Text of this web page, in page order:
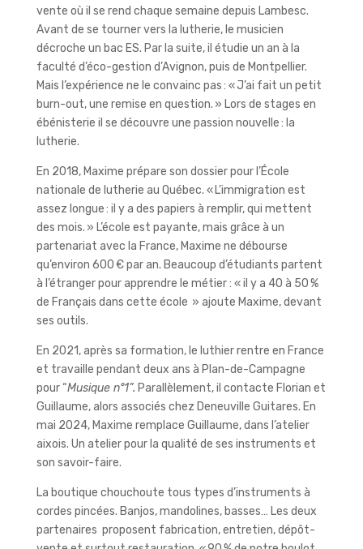
vente où il se rend chaque semaine depuis Lambesc.
Avant de se tourner vers la lutherie, le musicien
décroche un bac ES. Par la suite, il étudie un an à la
faculté d’éco-gestion d’Avignon, puis de Montpellier.
Mais l’expérience ne le convainc pas : « J’ai fait un petit
burn-out, une remise en question. » Lors de stages en
ébénisterie il se découvre une passion nouvelle : la
lutherie.
En 2018, Maxime prépare son dossier pour l’École
nationale de lutherie au Québec. « L’immigration est
assez longue : il y a des papiers à remplir, qui mettent
des mois. » L’école est payante, mais grâce à un
partenariat avec la France, Maxime ne débourse
qu’environ 600 € par an. Beaucoup d’étudiants partent
à l’étranger pour apprendre le métier : « il y a 40 à 50 %
de Français dans cette école » ajoute Maxime, devant
ses outils.
En 2021, après sa formation, le luthier rentre en France
et travaille pendant deux ans à Plan-de-Campagne
pour “Musique n°1”. Parallèlement, il contacte Florian et
Guillaume, alors associés chez Deneuville Guitares. En
mai 2024, Maxime remplace Guillaume, dans l’atelier
aixois. Un atelier pour la qualité de ses instruments et
son savoir-faire.
La boutique chouchoute tous types d’instruments à
cordes pincées. Banjos, mandolines, basses… Les deux
partenaires proposent fabrication, entretien, dépôt-